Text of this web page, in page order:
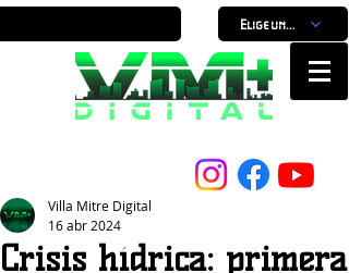
Elige un horario
Crisis hídrica: primera
Villa Mitre Digital
16 abr 2024